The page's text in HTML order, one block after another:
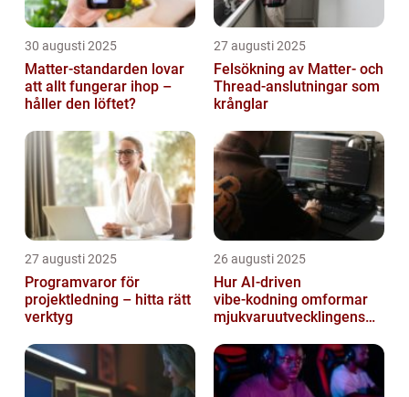
30 augusti 2025
Matter-standarden lovar
att allt fungerar ihop –
håller den löftet?
27 augusti 2025
Felsökning av Matter‑ och
Thread‑anslutningar som
krånglar
27 augusti 2025
Programvaror för
projektledning – hitta rätt
verktyg
26 augusti 2025
Hur AI‑driven
vibe‑kodning omformar
mjukvaruutvecklingens